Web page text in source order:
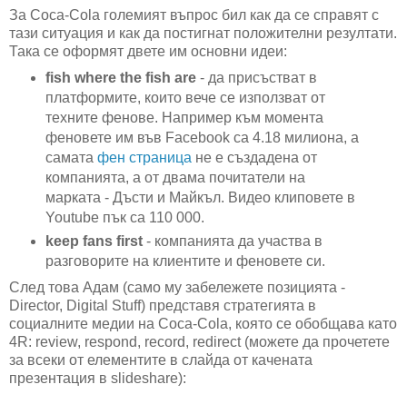
За Coca-Cola големият въпрос бил как да се справят с
тази ситуация и как да постигнат положителни резултати.
Така се оформят двете им основни идеи:
fish where the fish are- да присъстват в
платформите, които вече се използват от
техните фенове. Например към момента
феновете им във Facebook са 4.18 милиона, а
самата фен страница не е създадена от
компанията, а от двама почитатели на
марката - Дъсти и Майкъл. Видео клиповете в
Youtube пък са 110 000.
keep fans first- компанията да участва в
разговорите на клиентите и феновете си.
След това Адам (само му забележете позицията -
Director, Digital Stuff) представя стратегията в
социалните медии на Coca-Cola, която се обобщава като
4R: review, respond, record, redirect (можете да прочетете
за всеки от елементите в слайда от качената
презентация в slideshare):